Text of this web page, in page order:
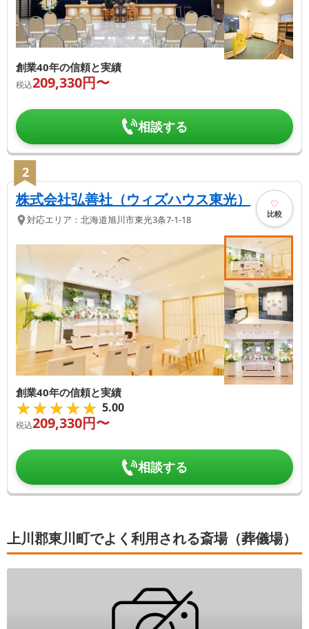
創業40年の信頼と実績
税込209,330円〜
相談する
2
株式会社弘善社（ウィズハウス東光）
対応エリア： 北海道旭川市東光3条7-1-18 比較
創業40年の信頼と実績
★★★★★
★★★★★ 5.00
税込209,330円〜
相談する
上川郡東川町でよく利用される斎場（葬儀場）